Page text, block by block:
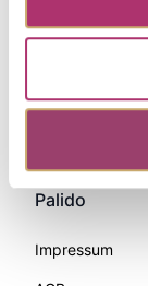
Palido
Impressum